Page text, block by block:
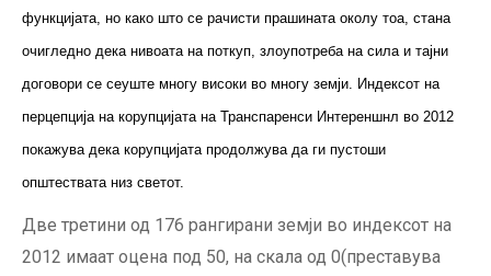
функцијата, но како што се рачисти прашината околу тоа, стана
очигледно дека нивоата на поткуп, злоупотреба на сила и тајни
договори се сеуште многу високи во многу земји. Индексот на
перцепција на корупцијата на Транспаренси Интереншнл во 2012
покажува дека корупцијата продолжува да ги пустоши
општествата низ светот.
Две третини од 176 рангирани земји во индексот на
2012 имаат оцена под 50, на скала од 0(преставува